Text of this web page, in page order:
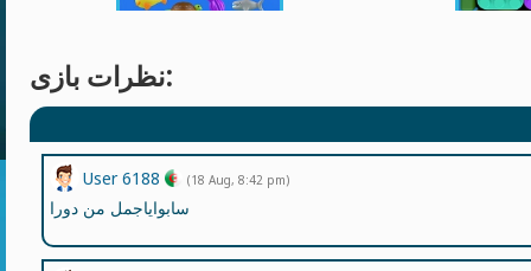
نظرات بازی:
User 6188 (18 Aug, 8:42 pm)
سابواياجمل من دورا